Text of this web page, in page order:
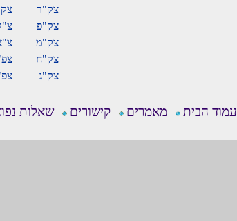
צק"ר
צק"פ
צק"מ
צק"ח
צק"ג
עמוד הבית מאמרים קישורים שאלות